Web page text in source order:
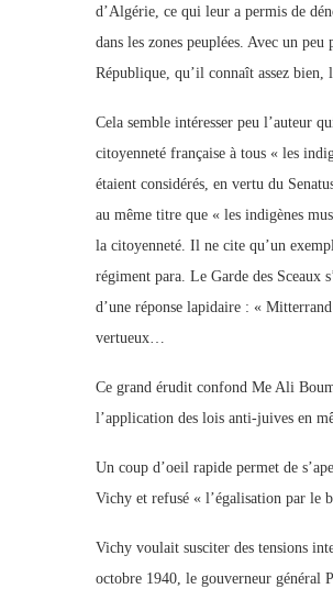
d’Algérie, ce qui leur a permis de
dans les zones peuplées. Avec un
République, qu’il connaît assez bien,
Cela semble intéresser peu l’auteur
citoyenneté française à tous « les
étaient considérés, en vertu du
au même titre que « les indigènes
la citoyenneté. Il ne cite qu’un
régiment para. Le Garde des Sceaux
d’une réponse lapidaire : «
vertueux…
Ce grand érudit confond Me Ali
l’application des lois anti-juives en
Un coup d’oeil rapide permet de
Vichy et refusé « l’égalisation par le
Vichy voulait susciter des tensions
octobre 1940, le gouverneur général